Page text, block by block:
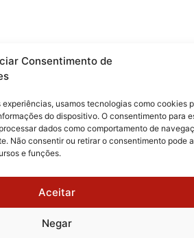
Consentimento de
experiências, usamos tecnologias como cookies
do dispositivo. O consentimento para
dados como comportamento de
Não consentir ou retirar o consentimento pode
e funções.
Aceitar
Negar